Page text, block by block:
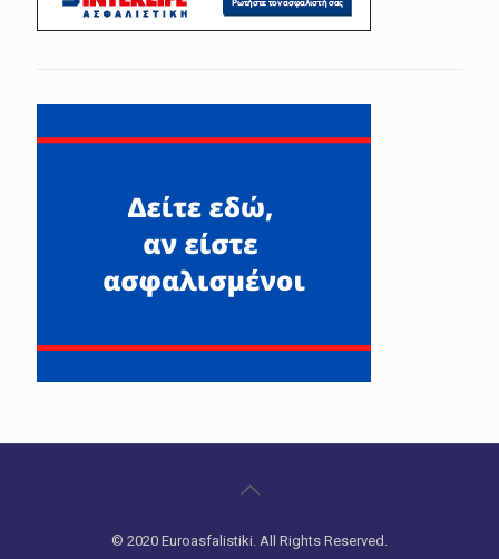
© 2020 Euroasfalistiki. All Rights Reserved.